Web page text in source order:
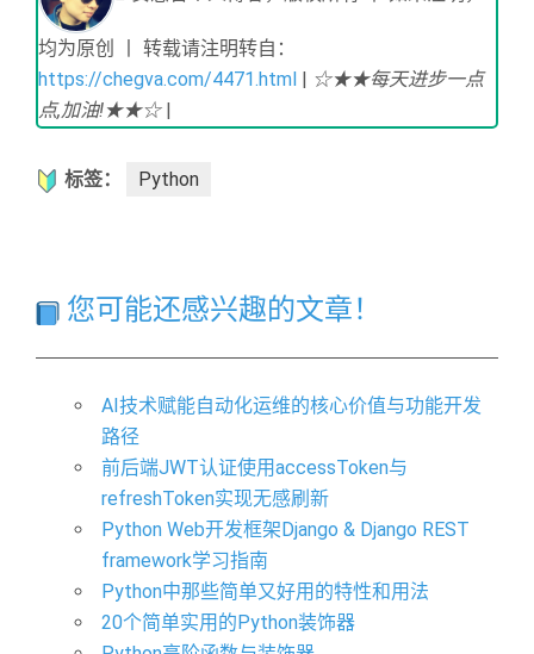
均为原创 丨 转载请注明转自：
https://chegva.com/4471.html
☆★★每天进步一点
点,加油!★★☆|
标签： Python
您可能还感兴趣的文章！
AI技术赋能自动化运维的核心价值与功能开发
路径
前后端JWT认证使用accessToken与
refreshToken实现无感刷新
Python Web开发框架Django & Django REST
framework学习指南
Python中那些简单又好用的特性和用法
20个简单实用的Python装饰器